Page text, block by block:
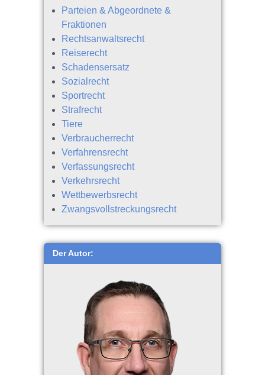
Parteien & Abgeordnete &
Fraktionen
Rechtsanwaltsrecht
Reiserecht
Schadensersatz
Sozialrecht
Sportrecht
Strafrecht
Tiere
Verbraucherrecht
Verfahrensrecht
Verfassungsrecht
Verkehrsrecht
Wettbewerbsrecht
Zwangsvollstreckungsrecht
Der Autor: